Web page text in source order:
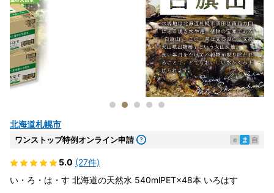
北海道札幌市
ワンストップ特例オンライン申請 e ま 自
5.0 (27件)
い・ろ・は・す 北海道の天然水 540mlPET×48本 いろはす